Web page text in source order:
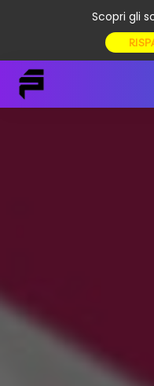
Scopri gli